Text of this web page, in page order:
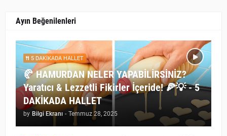
Ayın Beğenilenleri
5 DAKİKADA HALLET
🥐 HAMURDAN NELER YAPABİLİRSİNİZ?
Yaratıcı & Lezzetli Fikirler İçeride! 🍕💡 - 5
DAKİKADA HALLET
by Bilgi Ekranı - Temmuz 28, 2025